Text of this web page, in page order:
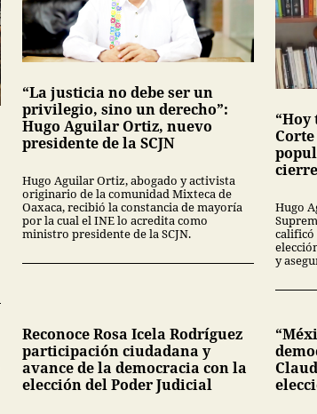
“La justicia no debe ser un
privilegio, sino un derecho”:
Hugo Aguilar Ortiz, nuevo
presidente de la SCJN
Hugo Aguilar Ortiz, abogado y activista
originario de la comunidad Mixteca de
Oaxaca, recibió la constancia de mayoría
por la cual el INE lo acredita como
ministro presidente de la SCJN.
“Hoy
Hugo
calificó
y
Reconoce Rosa Icela Rodríguez
participación ciudadana y
avance de la democracia con la
elección del Poder Judicial